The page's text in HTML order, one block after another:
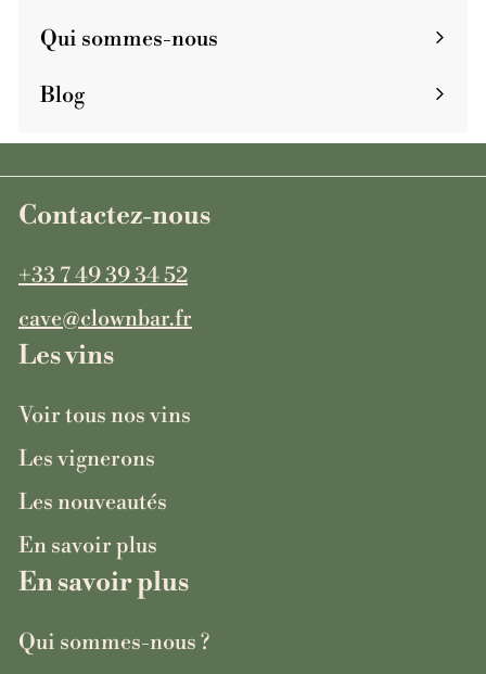
Qui sommes-nous
Blog
Contactez-nous
+33 7 49 39 34 52
cave@clownbar.fr
Les vins
Voir tous nos vins
Les vignerons
Les nouveautés
En savoir plus
En savoir plus
Qui sommes-nous ?